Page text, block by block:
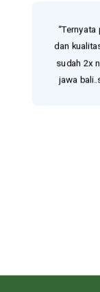
“Ternyata
dan
sudah 2x
jawa